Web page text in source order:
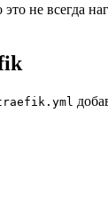
это не всегда